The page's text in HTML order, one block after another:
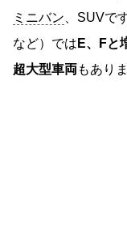
ミニバン 、SUVで
など）では E、Fと
超大型車両もあり